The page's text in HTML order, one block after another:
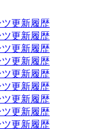
ツ更新履歴
ツ更新履歴
ツ更新履歴
ツ更新履歴
ツ更新履歴
ツ更新履歴
ツ更新履歴
ツ更新履歴
ツ更新履歴